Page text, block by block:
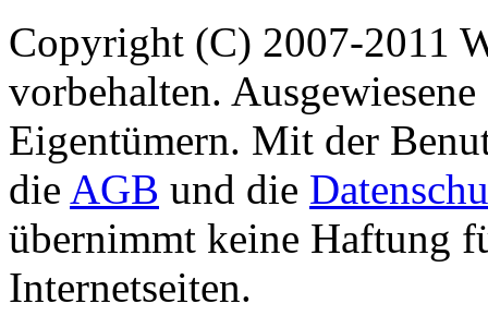
Copyright (C) 2007-2011
vorbehalten.
Eigentümern. Mit der
die AGB und die
übernimmt keine Haftung
Internetseiten.